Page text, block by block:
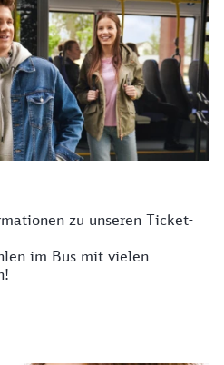
zu unseren Ticket-
im Bus mit vielen